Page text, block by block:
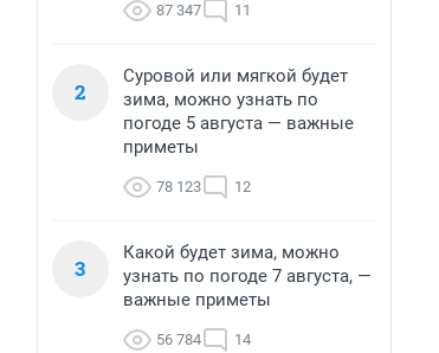
87 347 11
2
Суровой или мягкой будет
зима, можно узнать по
погоде 5 августа — важные
приметы
78 123 12
3
Какой будет зима, можно
узнать по погоде 7 августа, —
важные приметы
56 784 14